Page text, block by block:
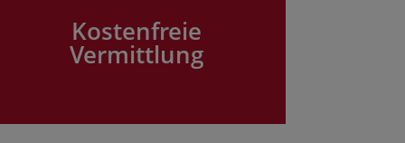
Kostenfreie
Vermittlung